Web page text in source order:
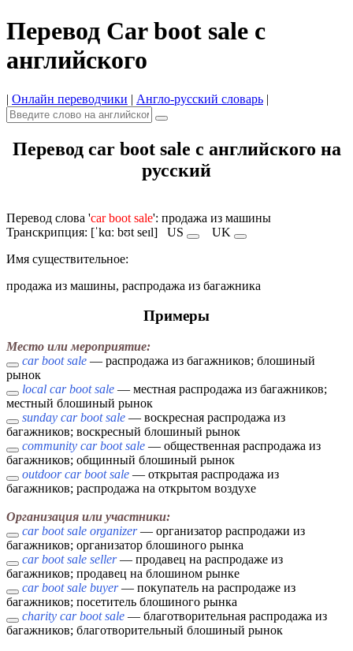
Перевод Car boot sale с
английского
| Онлайн переводчики | Англо-русский словарь |
Перевод car boot sale с английского на
русский
Перевод слова 'car boot sale': продажа из машины
Транскрипция: [ˈkɑː bʊt seɪl] US
UK
Имя cуществительное:
продажа из машины, распродажа из багажника
Примеры
Место или мероприятие:
car boot sale — распродажа из багажников; блошиный
рынок
local car boot sale — местная распродажа из багажников;
местный блошиный рынок
sunday car boot sale — воскресная распродажа из
багажников; воскресный блошиный рынок
community car boot sale — общественная распродажа из
багажников; общинный блошиный рынок
outdoor car boot sale — открытая распродажа из
багажников; распродажа на открытом воздухе
Организация или участники:
car boot sale organizer— организатор распродажи из
багажников; организатор блошиного рынка
car boot sale seller— продавец на распродаже из
багажников; продавец на блошином рынке
car boot sale buyer— покупатель на распродаже из
багажников; посетитель блошиного рынка
charity car boot sale — благотворительная распродажа из
багажников; благотворительный блошиный рынок